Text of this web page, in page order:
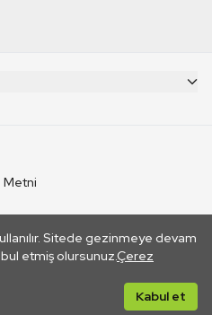
Sitede gezinmeye devam
etmiş olursunuz.Çerez
Kabul et
Metni
Bağlantı yoluyla gidilen dış